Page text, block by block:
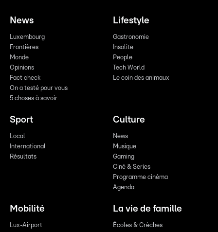
News
Luxembourg
Frontières
Monde
Opinions
Fact check
On a testé pour vous
5 choses à savoir
Lifestyle
Gastronomie
Insolite
People
Tech World
Le coin des animaux
Sport
Local
International
Résultats
Culture
News
Musique
Gaming
Ciné & Series
Programme cinéma
Agenda
Mobilité
Lux-Airport
La vie de famille
Écoles & Crèches